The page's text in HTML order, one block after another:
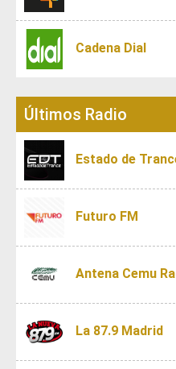
Cadena Dial
Últimos Radio
Estado de
Futuro FM
Antena Cemu
La 87.9 Madrid